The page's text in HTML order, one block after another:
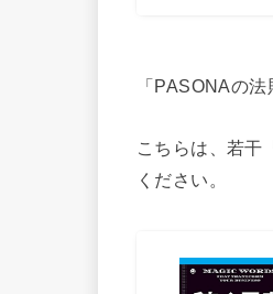
「PASONAの
こちらは、若干
ください。